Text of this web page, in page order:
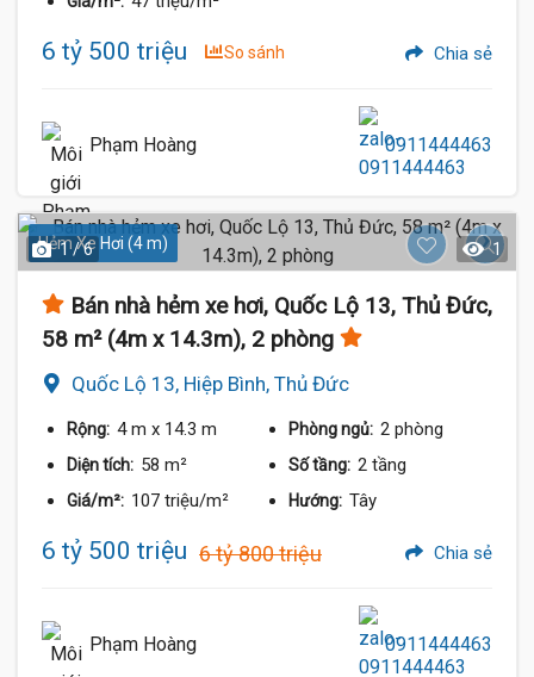
6 tỷ 500 triệu So sánh Chia sẻ
Phạm Hoàng 0911444463
Hẻm Xe Hơi (4 m)
1 / 6 1
Bán nhà hẻm xe hơi, Quốc Lộ 13, Thủ Đức,
58 m² (4m x 14.3m), 2 phòng
Quốc Lộ 13, Hiệp Bình, Thủ Đức
Rộng: 4 m x 14.3 m Phòng ngủ: 2 phòng
Diện tích: 58 m² Số tầng: 2 tầng
Giá/m²: 107 triệu/m² Hướng: Tây
6 tỷ 500 triệu 6 tỷ 800 triệu Chia sẻ
Phạm Hoàng 0911444463